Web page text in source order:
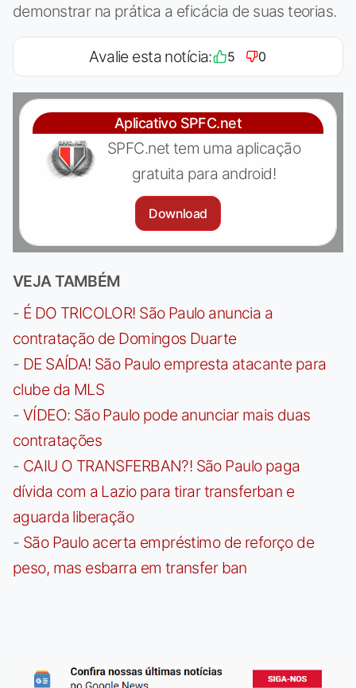
demonstrar na prática a eficácia de suas teorias.
Avalie esta notícia: 5 0
Aplicativo SPFC.net
SPFC.net tem uma aplicação
gratuita para android!
Download
VEJA TAMBÉM
- É DO TRICOLOR! São Paulo anuncia a
contratação de Domingos Duarte
- DE SAÍDA! São Paulo empresta atacante para
clube da MLS
- VÍDEO: São Paulo pode anunciar mais duas
contratações
- CAIU O TRANSFERBAN?! São Paulo paga
dívida com a Lazio para tirar transferban e
aguarda liberação
- São Paulo acerta empréstimo de reforço de
peso, mas esbarra em transfer ban